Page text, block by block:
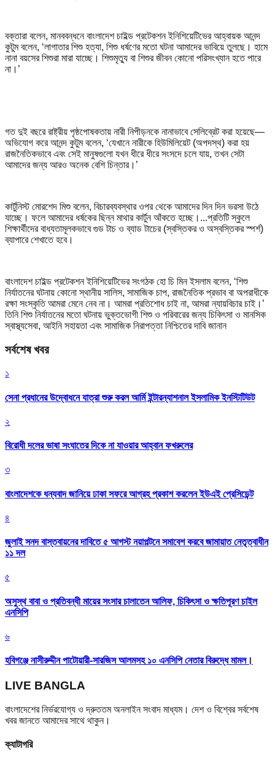
বক্তারা বলেন, মানববন্ধনে বাংলাদেশ চাইল্ড প্রটেকশন ইনিশিয়েটিভের আহ্বায়ক আনন্দ
কুটুম বলেন, ‘লাগাতার শিশু হত্যা, শিশু ধর্ষণের মতো ঘটনা আমাদের ভাবিয়ে তুলছে। হামে
নানা বয়সের শিশুরা মারা যাচ্ছে। শিশুমৃত্যু বা শিশুর জীবন কোনো পরিসংখ্যান হতে পারে
না।’
গত দুই বছরে রাষ্ট্রীয় পৃষ্ঠপোষকতায় নারী নিপীড়নকে নানাভাবে সেলিব্রেট করা হয়েছে—
অভিযোগ করে আনন্দ কুটুম বলেন, ‘যেখানে নারীকে হিউমিলিয়েট (অপদস্থ) করা হয়
রাজনৈতিকভাবে এবং সেই মানুষগুলো যখন ধীরে ধীরে সংসদে চলে যায়, তখন সেটা
আমাদের জন্য আরও অনেক বেশি চিন্তার।’
কার্টুনিস্ট মোরশেদ মিশু বলেন, বিচারব্যবস্থার ওপর থেকে আমাদের দিন দিন ভরসা উঠে
যাচ্ছে। ফলে আমাদের ধর্ষকের ছিন্ন মাথার কার্টুন আঁকতে হচ্ছে।...প্রতিটি স্কুলে
শিক্ষার্থীদের বাধ্যতামূলকভাবে গুড টাচ ও ব্যাড টাচের (স্বস্তিকর ও অস্বস্তিকর স্পর্শ)
ব্যাপারে শেখাতে হবে।
বাংলাদেশ চাইল্ড প্রটেকশন ইনিশিয়েটিভের সংগঠক হো চি মিন ইসলাম বলেন, ‘শিশু
নির্যাতনের ঘটনায় কোনো স্থানীয় সালিস, সামাজিক চাপ, রাজনৈতিক প্রভাব বা অপরাধীকে
রক্ষা সংস্কৃতি আমরা মেনে নেব না। আমরা প্রতিশোধ চাই না, আমরা ন্যায়বিচার চাই।’
তিনি শিশু নির্যাতনের মতো ঘটনায় ভুক্তভোগী শিশু ও পরিবারের জন্য চিকিৎসা ও মানসিক
স্বাস্থ্যসেবা, আইনি সহায়তা এবং সামাজিক নিরাপত্তা নিশ্চিতের দাবি জানান
সর্বশেষ খবর
১
সেনা প্রধানের উদ্বোধনে যাত্রা শুরু করল আর্মি ইন্টারন্যাশনাল ইসলামিক ইনস্টিটিউট
২
বিরোধী দলের ভাষা সংঘাতের দিকে না যাওয়ার আহ্বান ফখরুলের
৩
বাংলাদেশকে ধন্যবাদ জানিয়ে ঢাকা সফরে আগ্রহ প্রকাশ করলেন ইউএই প্রেসিডেন্ট
৪
জুলাই সনদ বাস্তবায়নের দাবিতে ৫ আগস্ট নয়াপল্টনে সমাবেশ করবে জামায়াত নেতৃত্বাধীন
১১ দল
৫
অসুস্থ বাবা ও প্রতিবন্ধী মায়ের সংসার চালাতেন আলিফ, চিকিৎসা ও ক্ষতিপূরণ চাইল
এনসিপি
৬
হবিগঞ্জে নাসীরুদ্দীন পাটোয়ারী-সারজিস আলমসহ ১০ এনসিপি নেতার বিরুদ্ধে মামল।
LIVE BANGLA
বাংলাদেশের নির্ভরযোগ্য ও দ্রুততম অনলাইন সংবাদ মাধ্যম। দেশ ও বিশ্বের সর্বশেষ
খবর জানতে আমাদের সাথে থাকুন।
ক্যাটাগরি